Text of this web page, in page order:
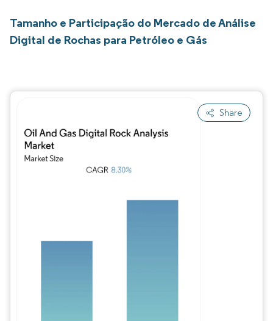
Tamanho e Participação do Mercado de Análise
Digital de Rochas para Petróleo e Gás
Share